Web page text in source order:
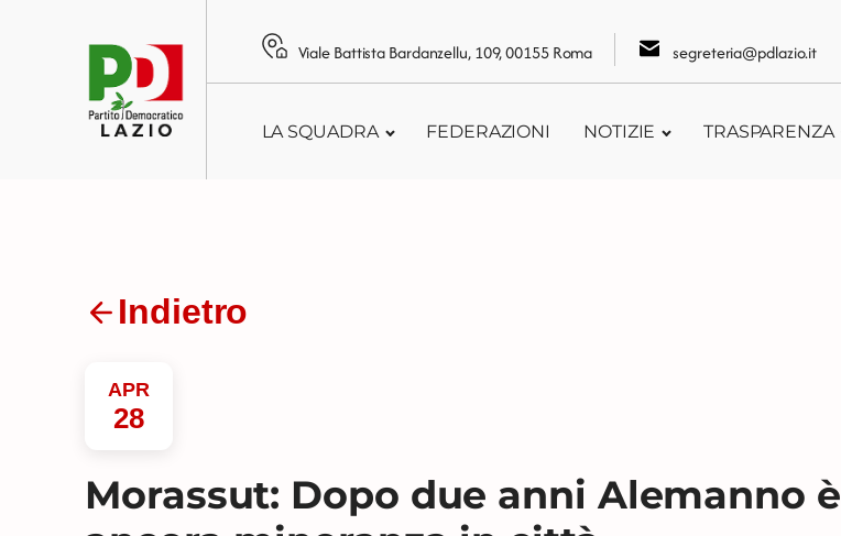
Viale Battista Bardanzellu, 109, 00155 Roma segreteria@pdlazio.it
LA SQUADRA FEDERAZIONI NOTIZIE TRASPARENZA
Indietro
APR
28
Morassut: Dopo due anni Alemanno è